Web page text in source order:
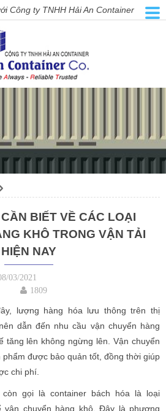
Công ty TNHH Hải An Container
BIẾT VỀ CÁC LOẠI
KHÔ TRONG VẬN TẢI
HIỆN NAY
03/2021
1809
lượng hàng hóa lưu thông trên thị
dẫn đến nhu cầu vận chuyển hàng
tăng lên không ngừng lên. Vận chuyển
được bảo quản tốt, đồng thời giúp
chi phí.
còn gọi là container bách hóa là loại
chuyển hàng khô. Đây là phương